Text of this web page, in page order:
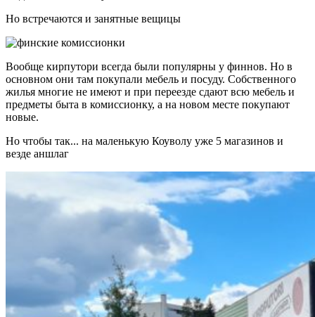
Но встречаются и занятные вещицы
Вообще кирпутори всегда были популярны у финнов. Но в
основном они там покупали мебель и посуду. Собственного
жилья многие не имеют и при переезде сдают всю мебель и
предметы быта в комиссионку, а на новом месте покупают
новые.
Но чтобы так... на маленькую Коуволу уже 5 магазинов и
везде аншлаг